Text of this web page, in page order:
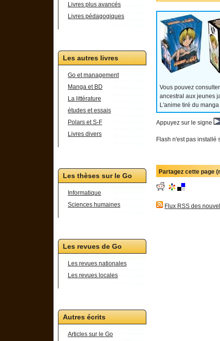
Livres plus avancés
Livres pédagogiques
Les autres livres
Go et management
Manga et BD
La littérature
études et essais
Polars et S-F
Livres divers
Les thèses sur le Go
Informatique
Sciences humaines
Les revues de Go
Les revues nationales
Les revues locales
Autres écrits
Articles sur le Go
Vous pouvez
ancestral aux jeunes
L'anime tiré du
Appuyez sur le signe
Flash n'est pas installé
Partagez cette page
Flux RSS des